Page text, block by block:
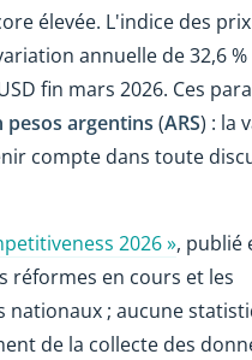
élevée. L'indice des
annuelle de 32,6
fin mars 2026. Ces
argentins (ARS) : la
compte dans toute
2026 », publié
réformes en cours et les
nationaux ; aucune
de la collecte des